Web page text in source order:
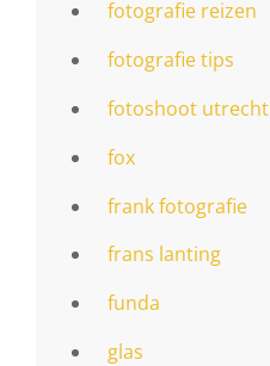
fotografie reizen
fotografie tips
fotoshoot utrecht
fox
frank fotografie
frans lanting
funda
glas